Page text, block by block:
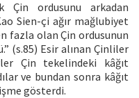
Çin ordusunu arkadan
Sien-çi ağır mağlubiyet
fazla olan Çin ordusunun
(s.85) Esir alınan Çinliler
Çin tekelindeki kâğıt
ve bundan sonra kâğıt
gösterdi.